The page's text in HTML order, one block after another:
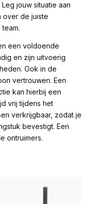
jouw situatie aan
over de juiste
een voldoende
en zijn uitvoerig
Ook in de
vertrouwen. Een
kan hierbij een
vrij tijdens het
verkrijgbaar, zodat je
bevestigt. Een
ontruimers.